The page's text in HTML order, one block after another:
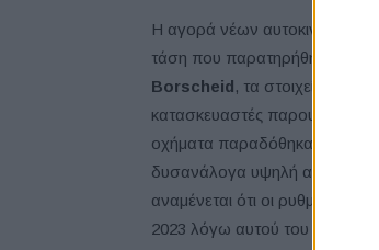
Η αγορά νέων αυτοκινήτων
τάση που παρατηρήθηκε τους
Borscheid, τα στοιχεία για
κατασκευαστές παρουσίαζαν
οχήματα παραδόθηκαν εν
δυσανάλογα υψηλή αύξηση
αναμένεται ότι οι ρυθμοί
2023 λόγω αυτού του